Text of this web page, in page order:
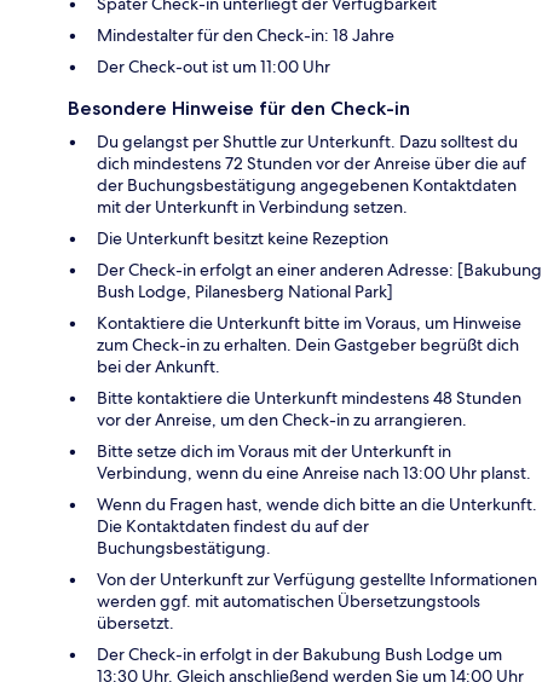
Mindestalter für den Check-in: 18 Jahre
Der Check-out ist um 11:00 Uhr
Besondere Hinweise für den Check-in
Du gelangst per Shuttle zur Unterkunft. Dazu solltest du
dich mindestens 72 Stunden vor der Anreise über die auf
der Buchungsbestätigung angegebenen Kontaktdaten
mit der Unterkunft in Verbindung setzen.
Die Unterkunft besitzt keine Rezeption
Der Check-in erfolgt an einer anderen Adresse: [Bakubung
Bush Lodge, Pilanesberg National Park]
Kontaktiere die Unterkunft bitte im Voraus, um Hinweise
zum Check-in zu erhalten. Dein Gastgeber begrüßt dich
bei der Ankunft.
Bitte kontaktiere die Unterkunft mindestens 48 Stunden
vor der Anreise, um den Check-in zu arrangieren.
Bitte setze dich im Voraus mit der Unterkunft in
Verbindung, wenn du eine Anreise nach 13:00 Uhr planst.
Wenn du Fragen hast, wende dich bitte an die Unterkunft.
Die Kontaktdaten findest du auf der
Buchungsbestätigung.
Von der Unterkunft zur Verfügung gestellte Informationen
werden ggf. mit automatischen Übersetzungstools
übersetzt.
Der Check-in erfolgt in der Bakubung Bush Lodge um
13:30 Uhr. Gleich anschließend werden Sie um 14:00 Uhr